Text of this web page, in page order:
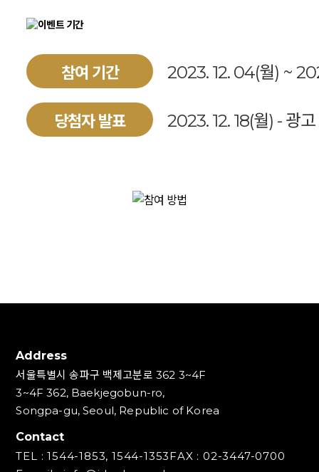
참여 기간 2023. 12. 04(월) ~
당첨자 발표 2023. 12. 18(월) - 광
Address
서울특별시 송파구 백제고분로 362 3~4F
3~4F 362, Baekjegobun-ro,
Songpa-gu, Seoul, Republic of Korea
Contact
TEL : 1544-1853, 1544-1353FAX : 02-3447-0700